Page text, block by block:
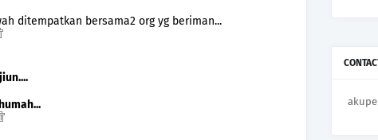
ditempatkan bersama2 org yg beriman...